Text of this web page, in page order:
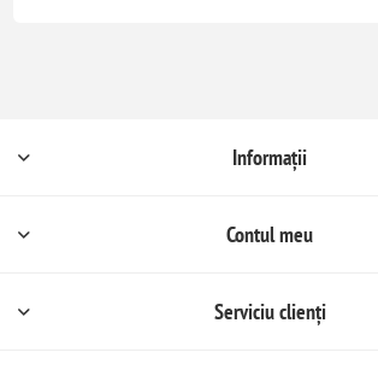
Informații
Contul meu
Serviciu clienți